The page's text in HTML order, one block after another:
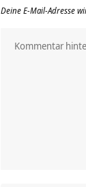
Deine E-Mail-Adresse